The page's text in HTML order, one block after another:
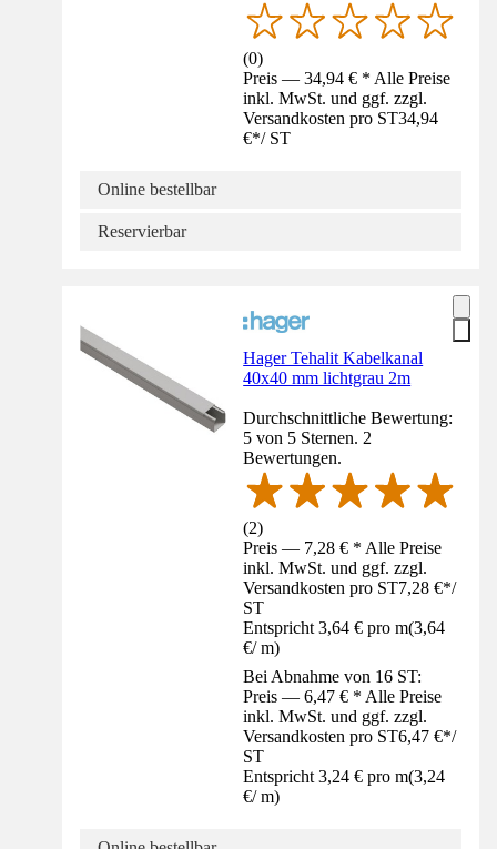
(0)
Preis — 34,94 € * Alle Preise
inkl. MwSt. und ggf. zzgl.
Versandkosten pro ST34,94
€*/ ST
Online bestellbar
Reservierbar
Hager Tehalit Kabelkanal
40x40 mm lichtgrau 2m
Durchschnittliche Bewertung:
5 von 5 Sternen. 2
Bewertungen.
(2)
Preis — 7,28 € * Alle Preise
inkl. MwSt. und ggf. zzgl.
Versandkosten pro ST7,28 €*/
ST
Entspricht 3,64 € pro m(3,64
€/ m)
Bei Abnahme von 16 ST:
Preis — 6,47 € * Alle Preise
inkl. MwSt. und ggf. zzgl.
Versandkosten pro ST6,47 €*/
ST
Entspricht 3,24 € pro m(3,24
€/ m)